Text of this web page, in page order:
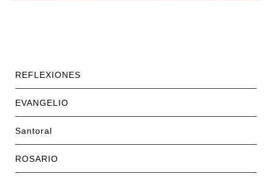
REFLEXIONES
EVANGELIO
Santoral
ROSARIO